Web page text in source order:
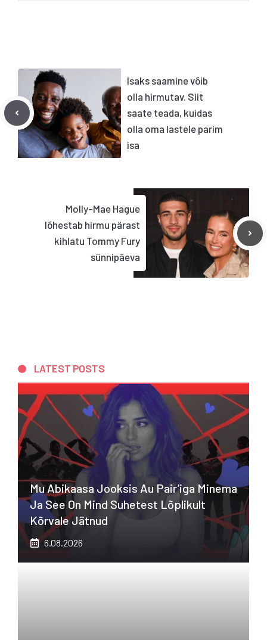
Isaks saamine võib
olla hirmutav. Siit
saate teada, kuidas
olla oma lastele parim
isa
Molly-Mae Hague
lõhestab hirmu pärast
kihlatu Tommy Fury
sünnipäeva
LATEST POSTS
Mu Abikaasa Jooksis Au Pair’iga Minema
Ja See On Mind Suhetest Lõplikult
Kõrvale Jätnud
6.08.2026